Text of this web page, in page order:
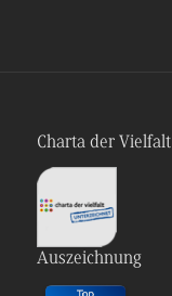
Charta der Vielfalt
Auszeichnung